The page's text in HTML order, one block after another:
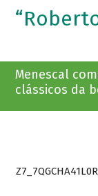
Menescal
clássicos da